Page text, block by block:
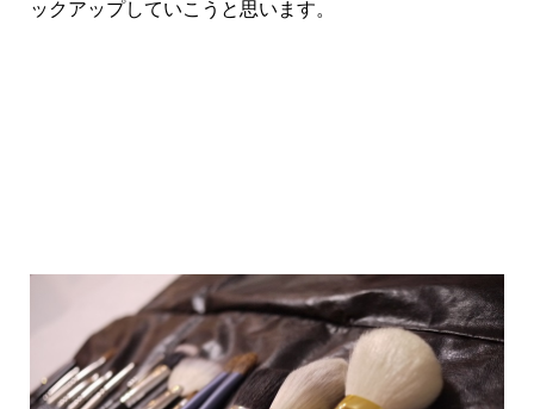
ックアップしていこうと思います。